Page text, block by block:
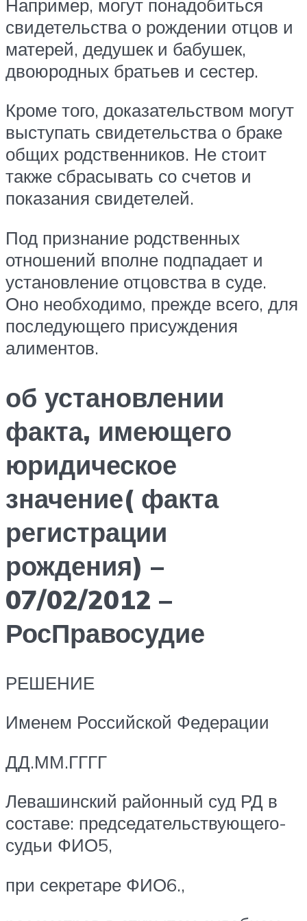
Например, могут понадобиться
свидетельства о рождении отцов и
матерей, дедушек и бабушек,
двоюродных братьев и сестер.
Кроме того, доказательством могут
выступать свидетельства о браке
общих родственников. Не стоит
также сбрасывать со счетов и
показания свидетелей.
Под признание родственных
отношений вполне подпадает и
установление отцовства в суде.
Оно необходимо, прежде всего, для
последующего присуждения
алиментов.
об установлении
факта, имеющего
юридическое
значение( факта
регистрации
рождения) –
07/02/2012 –
РосПравосудие
РЕШЕНИЕ
Именем Российской Федерации
ДД.ММ.ГГГГ
Левашинский районный суд РД в
составе: председательствующего-
судьи ФИО5,
при секретаре ФИО6.,